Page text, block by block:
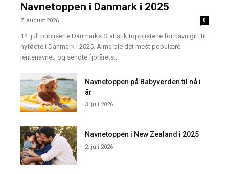
Navnetoppen i Danmark i 2025
7. august 2026 0
14. juli publiserte Danmarks Statistik topplistene for navn gitt til
nyfødte i Danmark i 2025. Alma ble det mest populære
jentenavnet, og sendte fjorårets...
Navnetoppen på Babyverden til nå i
år
3. juli 2026
Navnetoppen i New Zealand i 2025
2. juli 2026